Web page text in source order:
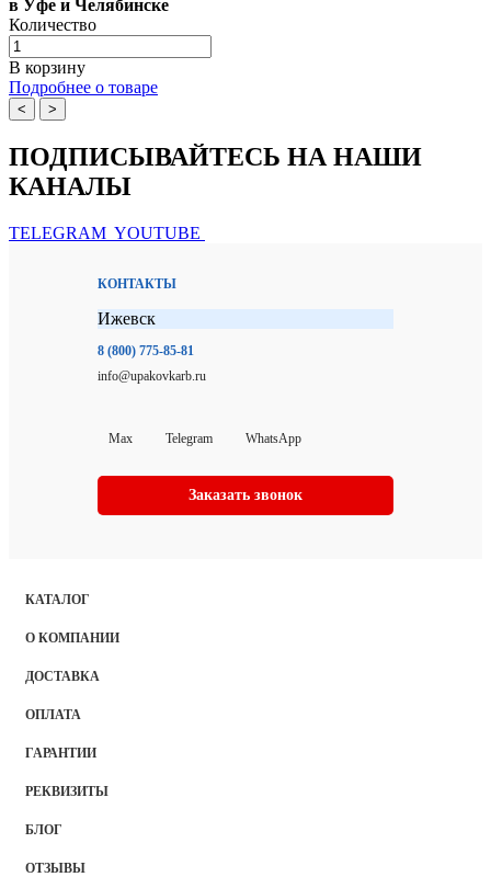
в Уфе и Челябинске
Количество
В корзину
Подробнее о товаре
< >
ПОДПИСЫВАЙТЕСЬ НА НАШИ
КАНАЛЫ
TELEGRAM YOUTUBE
КОНТАКТЫ
Ижевск
8 (800) 775-85-81
info@upakovkarb.ru
Max Telegram WhatsApp
Заказать звонок
КАТАЛОГ
О КОМПАНИИ
ДОСТАВКА
ОПЛАТА
ГАРАНТИИ
РЕКВИЗИТЫ
БЛОГ
ОТЗЫВЫ